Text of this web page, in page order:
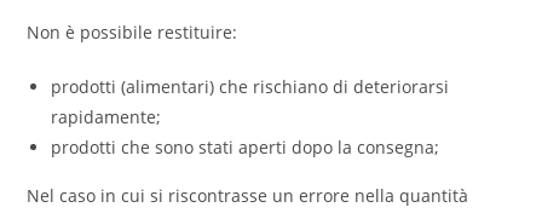
Non è possibile restituire:
prodotti (alimentari) che rischiano di deteriorarsi
rapidamente;
prodotti che sono stati aperti dopo la consegna;
Nel caso in cui si riscontrasse un errore nella quantità